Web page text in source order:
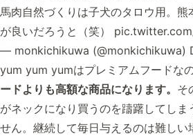
馬肉自然づくりは子犬のタロウ用。
が良いだろうと（笑）
— monkichikuwa (@monkichikuwa)
yum yum yumはプレミアムフードなの
ードよりも高額な商品になります。 そ
がネックになり買うのを躊躇してしま
せん。継続して毎日与えるのは難しい